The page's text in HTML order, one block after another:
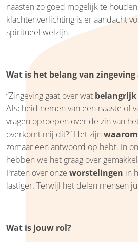
naasten zo goed mogelijk te
klachtenverlichting is er aandacht
spiritueel welzijn.
Wat is het belang van
“Zingeving gaat over wat belangrijk
Afscheid nemen van een naaste of
vragen oproepen over de zin van
overkomt mij dit?” Het zijn
zomaar een antwoord op hebt. In
hebben we het graag over
Praten over onze worstelingen in
lastiger. Terwijl het delen mensen
Wat is jouw rol?